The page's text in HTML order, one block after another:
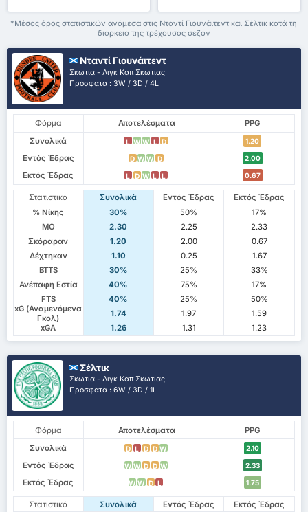
*Μέσος όρος στατιστικών ανάμεσα στις Νταντί Γιουνάιτεντ και Σέλτικ κατά τη
διάρκεια της τρέχουσας σεζόν
Νταντί Γιουνάιτεντ
Σκωτία - Λιγκ Καπ Σκωτίας
Πρόσφατα : 3W / 3D / 4L
Φόρμα Αποτελέσματα
PPG
Συνολικά
L W W L D 1.20
Εντός Έδρας D W W D 2.00
Εκτός Έδρας L D W L L 0.67
Στατιστικά Συνολικά Εντός Έδρας
Εκτός Έδρας
% Νίκης
30% 50%
17%
ΜΟ
2.30 2.25
2.33
Σκόραραν
1.20 2.00
0.67
Δέχτηκαν
1.10 0.25
1.67
BTTS
30% 25%
33%
Ανέπαφη Εστία
40% 75%
17%
FTS
40% 25%
50%
xG (Αναμενόμενα
Γκολ)
1.74 1.97
1.59
xGA
1.26 1.31 1.23
Σέλτικ
Σκωτία - Λιγκ Καπ Σκωτίας
Πρόσφατα : 6W / 3D / 1L
Φόρμα Αποτελέσματα
PPG
Συνολικά
D L D D W 2.10
Εντός Έδρας W W D D W 2.33
Εκτός Έδρας W W D L 1.75
Στατιστικά Συνολικά Εντός Έδρας
Εκτός Έδρας